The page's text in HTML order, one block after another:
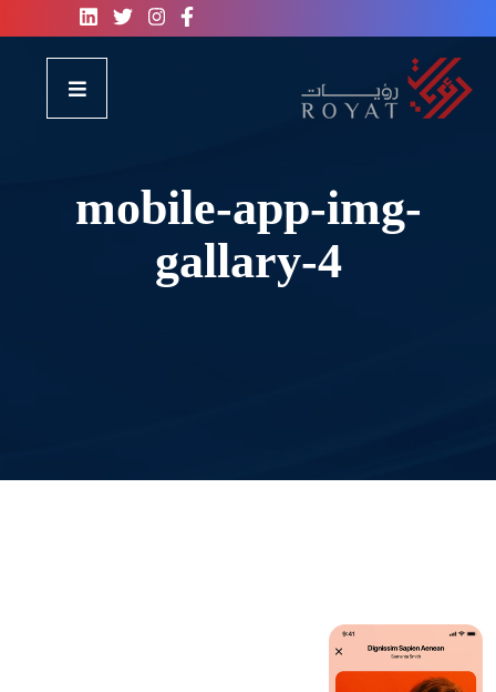
mobile-app-img-
gallary-4